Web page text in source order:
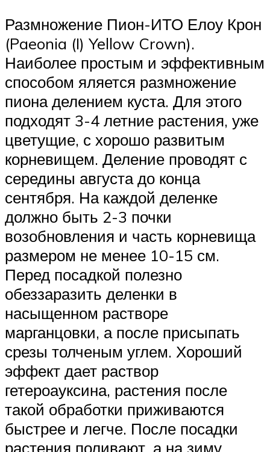
Размножение Пион-ИТО Елоу Крон
(Paeonia (I) Yellow Crown).
Наиболее простым и эффективным
способом яляется размножение
пиона делением куста. Для этого
подходят 3-4 летние растения, уже
цветущие, с хорошо развитым
корневищем. Деление проводят с
середины августа до конца
сентября. На каждой деленке
должно быть 2-3 почки
возобновления и часть корневища
размером не менее 10-15 см.
Перед посадкой полезно
обеззаразить деленки в
насыщенном растворе
марганцовки, а после присыпать
срезы толченым углем. Хороший
эффект дает раствор
гетероауксина, растения после
такой обработки приживаются
быстрее и легче. После посадки
растения поливают, а на зиму